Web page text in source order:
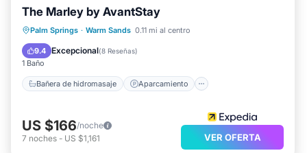
The Marley by AvantStay
Palm Springs · Warm Sands 0.11 mi al centro
9.4 Excepcional(8 Reseñas)
1 Baño
Bañera de hidromasaje Aparcamiento
Bañera de hidromasaje
Aparcamiento
Piscina
Spa
US $166/noche
7 noches - US $1,161 VER OFERTA